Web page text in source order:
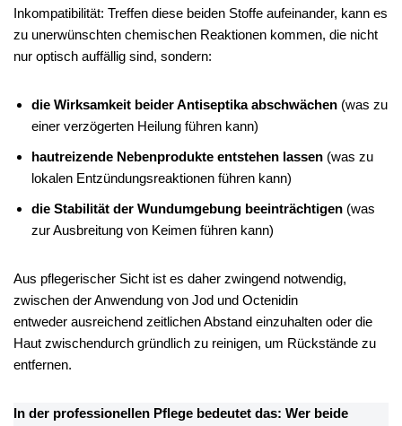
Inkompatibilität: Treffen diese beiden Stoffe aufeinander, kann es
zu unerwünschten chemischen Reaktionen kommen, die nicht
nur optisch auffällig sind, sondern:
die Wirksamkeit beider Antiseptika abschwächen (was zu
einer verzögerten Heilung führen kann)
hautreizende Nebenprodukte entstehen lassen (was zu
lokalen Entzündungsreaktionen führen kann)
die Stabilität der Wundumgebung beeinträchtigen (was
zur Ausbreitung von Keimen führen kann)
Aus pflegerischer Sicht ist es daher zwingend notwendig,
zwischen der Anwendung von Jod und Octenidin
entweder ausreichend zeitlichen Abstand einzuhalten oder die
Haut zwischendurch gründlich zu reinigen, um Rückstände zu
entfernen.
In der professionellen Pflege bedeutet das: Wer beide